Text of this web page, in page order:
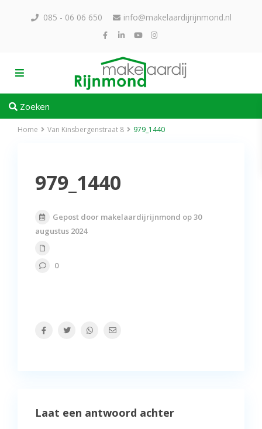
085 - 06 06 650 info@makelaardijrijnmond.nl
Zoeken
Home Van Kinsbergenstraat 8 979_1440
979_1440
Gepost door makelaardijrijnmond op 30
augustus 2024
0
Laat een antwoord achter